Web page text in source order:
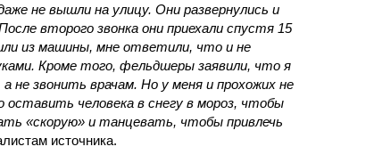
не вышли на улицу. Они развернулись и
второго звонка они приехали спустя 15
из машины, мне ответили, что и не
Кроме того, фельдшеры заявили, что я
не звонить врачам. Но у меня и прохожих не
человека в снегу в мороз, чтобы
«скорую» и танцевать, чтобы привлечь
источника.